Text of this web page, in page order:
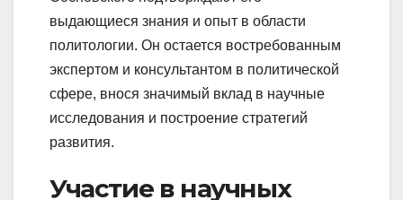
выдающиеся знания и опыт в области
политологии. Он остается востребованным
экспертом и консультантом в политической
сфере, внося значимый вклад в научные
исследования и построение стратегий
развития.
Участие в научных